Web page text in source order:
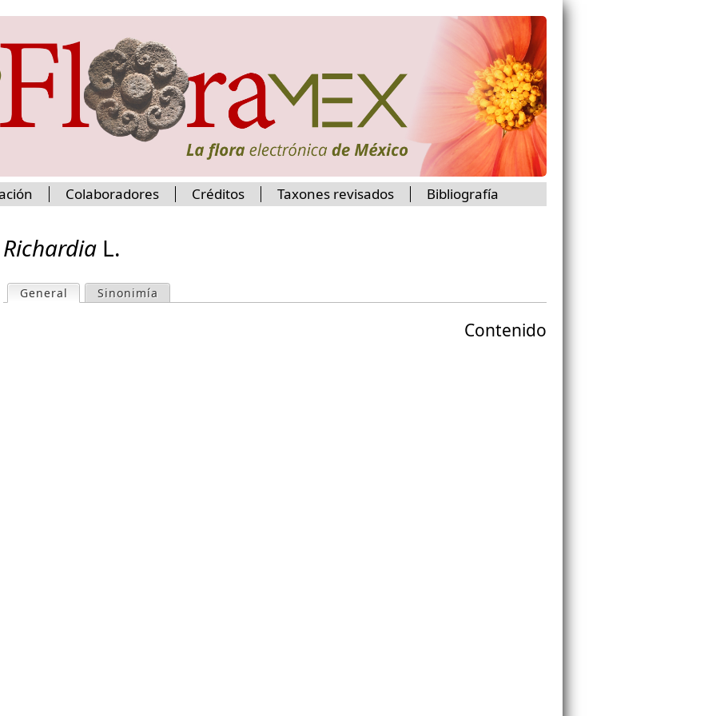
Richardia L.
P
General (active tab)
Sinonimía
Contenido
Colaboradores Créditos Taxones revisados Bibliografía